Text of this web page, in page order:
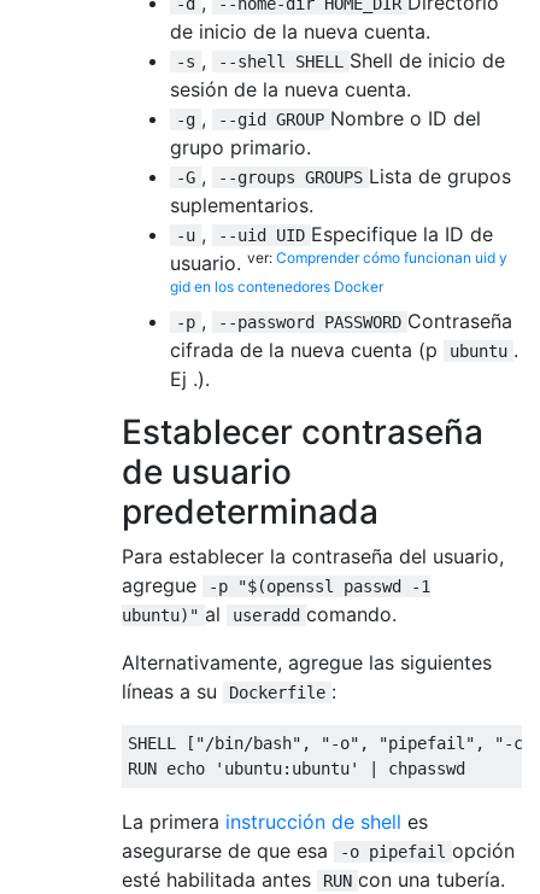
de inicio de la nueva cuenta.
-s , --shell SHELL
Shell de inicio de
sesión de la nueva cuenta.
-g , --gid GROUP Nombre o ID del
grupo primario.
-G , --groups GROUPS Lista de grupos
suplementarios.
-u , --uid UID Especifique la ID de
usuario. ver: Comprender cómo funcionan uid y
gid en los contenedores Docker
-p , --password PASSWORD Contraseña
cifrada de la nueva cuenta (p
ubuntu .
Ej .).
Establecer contraseña
de usuario
predeterminada
Para establecer la contraseña del usuario,
agregue
-p "$(openssl passwd -1
ubuntu)" al useradd comando.
Alternativamente, agregue las siguientes
líneas a su
Dockerfile :
SHELL ["/bin/bash", "-o", "pipefail", "-
La primera instrucción de shell es
asegurarse de que esa
-o pipefail opción
esté habilitada antes
RUN con una tubería.